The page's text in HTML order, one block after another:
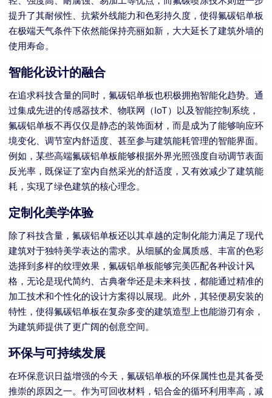
提升了其耐候性、抗紫外线能力和色彩持久度，使得氟碳铝单板
在极端天气条件下依然能保持亮丽如新，大大延长了建筑外墙的
使用寿命。
智能化设计的融合
在追求科技含量的同时，氟碳铝单板也积极拥抱智能化趋势。通
过集成先进的传感器技术、物联网（IoT）以及智能控制系统，
氟碳铝单板不再仅仅是静态的装饰面材，而是成为了能够响应环
境变化、调节室内舒适度、甚至参与建筑能耗管理的智能界面。
例如，某些高端氟碳铝单板能够根据外界光照强度自动调节表面
反光率，既保证了室内自然采光的舒适度，又有效减少了建筑能
耗，实现了绿色建筑的核心理念。
定制化美学体验
除了科技含量，氟碳铝单板还以其卓越的定制化能力满足了现代
建筑对于独特美学表达的需求。从细腻的金属质感、丰富的色彩
选择到多样的纹理效果，氟碳铝单板能够完美匹配各种设计风
格，无论是现代简约、古典奢华还是未来科技，都能通过精准的
加工技术和个性化的设计方案得以展现。此外，其轻便易安装的
特性，使得氟碳铝单板在复杂多变的建筑造型上也能游刃有余，
为建筑师提供了更广阔的创意空间。
环保与可持续发展
在环保意识日益增强的今天，氟碳铝单板的环保属性也是其备受
推崇的原因之一。作为可回收材料，铝合金的循环利用率高，减